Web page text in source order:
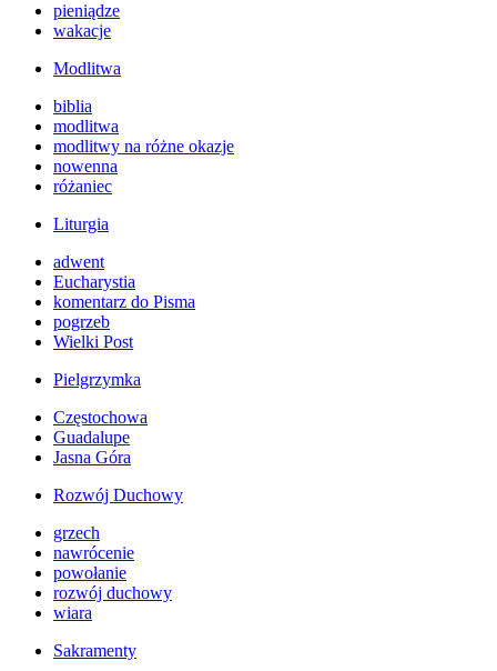
pieniądze
wakacje
Modlitwa
biblia
modlitwa
modlitwy na różne okazje
nowenna
różaniec
Liturgia
adwent
Eucharystia
komentarz do Pisma
pogrzeb
Wielki Post
Pielgrzymka
Częstochowa
Guadalupe
Jasna Góra
Rozwój Duchowy
grzech
nawrócenie
powołanie
rozwój duchowy
wiara
Sakramenty